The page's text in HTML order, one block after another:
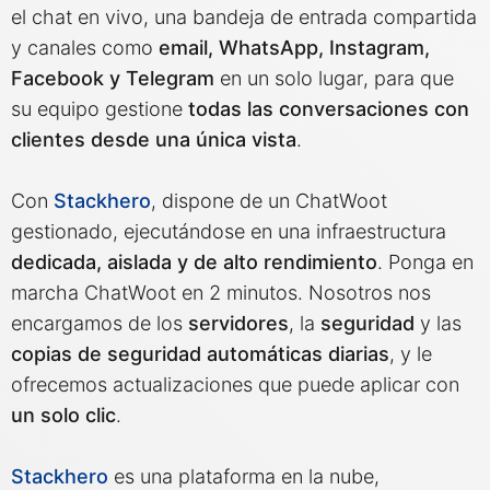
MariaDB
Matomo
Mattermost
Meilisearch
Memcached
Mercure-Hub
MinIO
el chat en vivo, una bandeja de entrada compartida
y canales como email, WhatsApp, Instagram,
Facebook y Telegram en un solo lugar, para que
su equipo gestione todas las conversaciones con
clientes desde una única vista.
Con Stackhero, dispone de un ChatWoot
gestionado, ejecutándose en una infraestructura
dedicada, aislada y de alto rendimiento. Ponga en
marcha ChatWoot en 2 minutos. Nosotros nos
encargamos de los servidores, la seguridad y las
copias de seguridad automáticas diarias, y le
ofrecemos actualizaciones que puede aplicar con
un solo clic.
Stackhero es una plataforma en la nube,